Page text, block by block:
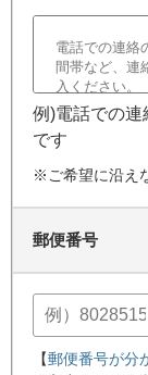
例)電話での連
です
※ご希望に沿え
郵便番号
【郵便番号が分